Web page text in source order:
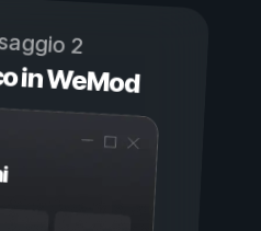
2
in WeMod